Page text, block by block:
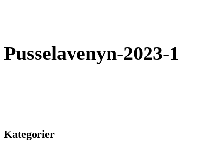
Pusselavenyn-2023-1
Kategorier